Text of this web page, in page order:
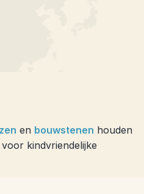
en bouwstenen houden
kindvriendelijke